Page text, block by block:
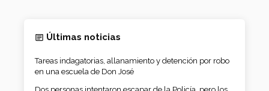
Últimas noticias
Tareas indagatorias, allanamiento y detención por robo
en una escuela de Don José